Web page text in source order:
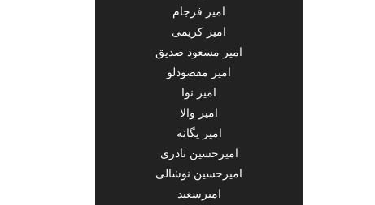
امیر فرجام
امیر کریمی
امیر مسعود صدیق
امیر مقصودلو
امیر نوا
امیر والا
امیر یگانه
امیرحسین نادری
امیرحسین نوشالی
امیرسعید